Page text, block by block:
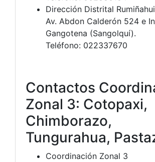
Dirección Distrital Rumiñahui
Av. Abdon Calderón 524 e
Gangotena (Sangolquí).
Teléfono: 022337670
Contactos
Zonal 3: Cotopaxi,
Chimborazo,
Tungurahua,
Coordinación Zonal 3